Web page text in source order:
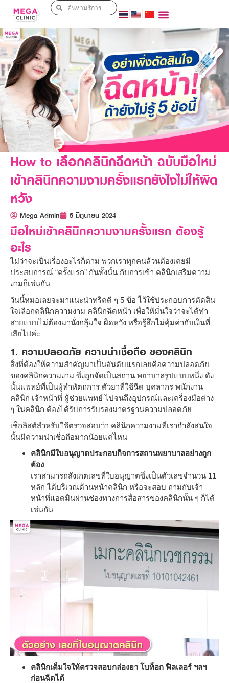
How to เลือกคลินิกฉีดหน้า ฉบับมือใหม่
เข้าคลินิกความงามครั้งแรกยังไงไม่ให้ผิด
หวัง
Mega Admin 5 มิถุนายน 2024
มือใหม่เข้าคลินิกความงามครั้งแรก ต้องรู้
อะไร
ไม่ว่าจะเป็นเรื่องอะไรก็ตาม พวกเราทุกคนล้วนต้องเคยมี
ประสบการณ์ “ครั้งแรก” กันทั้งนั้น กับการเข้า คลินิกเสริมความ
งามก็เช่นกัน
วันนี้หมอเลยจะมาแนะนำทริคดี ๆ 5 ข้อ ไว้ใช้ประกอบการตัดสิน
ใจเลือกคลินิกความงาม คลินิกฉีดหน้า เพื่อให้มั่นใจว่าจะได้ทำ
สวยแบบไม่ต้องมานั่งกลุ้มใจ ผิดหวัง หรือรู้สึกไม่คุ้มค่ากับเงินที่
เสียไปค่ะ
1. ความปลอดภัย ความน่าเชื่อถือ ของคลินิก
สิ่งที่ต้องให้ความสำคัญมาเป็นอันดับแรกเลยคือความปลอดภัย
ของคลินิกความงาม ซึ่งถูกจัดเป็นสถาน พยาบาลรูปแบบหนึ่ง ดัง
นั้นแพทย์ที่เป็นผู้ทำหัตถการ ตัวยาที่ใช้ฉีด บุคลากร พนักงาน
คลินิก เจ้าหน้าที่ ผู้ช่วยแพทย์ ไปจนถึงอุปกรณ์และเครื่องมือต่าง
ๆ ในคลินิก ต้องได้รับการรับรองมาตรฐานความปลอดภัย
เช็กลิสต์สำหรับใช้ตรวจสอบว่า คลินิกความงามที่เรากำลังสนใจ
นั้นมีความน่าเชื่อถือมากน้อยแค่ไหน
คลินิกมีใบอนุญาตประกอบกิจการสถานพยาบาลอย่างถูก
ต้อง
เราสามารถสังเกตเลขที่ใบอนุญาตซึ่งเป็นตัวเลขจำนวน 11
หลัก ได้บริเวณด้านหน้าคลินิก หรือจะสอบ ถามกับเจ้า
หน้าที่แอดมินผ่านช่องทางการสื่อสารของคลินิกนั้น ๆ ก็ได้
เช่นกัน
คลินิกเต็มใจให้ตรวจสอบกล่องยา โบท็อก ฟิลเลอร์ ฯลฯ
ก่อนฉีดได้